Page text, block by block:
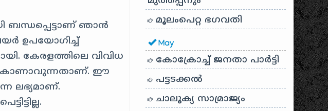
ബന്ധപ്പെട്ടാണ് ഞാൻ
ഉപയോഗിച്ച്
കേരളത്തിലെ വിവിധ
കാണാവുന്നതാണ്. ഈ
ലഭ്യമാണ്.
മൂലംപെറ്റ ഭഗവതി
May
കോക്രോച്ച് ജനതാ പാർട്ടി
പട്ടടക്കൽ
ചാലൂക്യ സാമ്രാജ്യം